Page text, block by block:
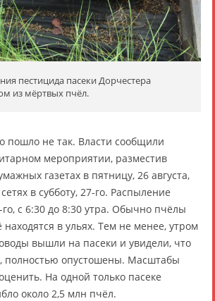
пестицида пасеки Дорчестера
из мёртвых пчёл.
пошло не так. Власти сообщили
мероприятии, разместив
газетах в пятницу, 26 августа,
в субботу, 27-го. Распыление
с 6:30 до 8:30 утра. Обычно пчёлы
в ульях. Тем не менее, утром
вышли на пасеки и увидели, что
полностью опустошены. Масштабы
На одной только пасеке
около 2,5 млн пчёл.